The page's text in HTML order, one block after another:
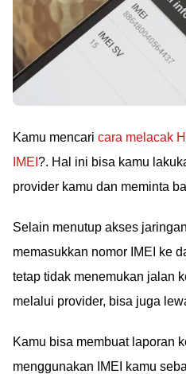
Kamu mencari cara melacak
IMEI ?. Hal ini bisa kamu
provider kamu dan meminta
Selain menutup akses
memasukkan nomor IMEI ke
tetap tidak menemukan jalan
melalui provider, bisa juga
Kamu bisa membuat laporan
menggunakan IMEI kamu